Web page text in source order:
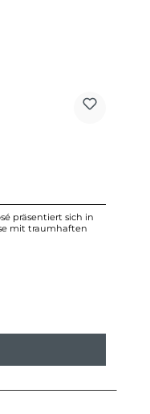
präsentiert sich in
mit traumhaften